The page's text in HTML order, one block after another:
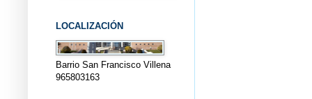
LOCALIZACIÓN
Barrio San Francisco Villena
965803163